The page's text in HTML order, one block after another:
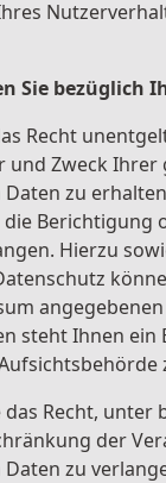
Sie bezüglich
Recht
und Zweck Ihrer
zu
Berichtigung
Hierzu
steht Ihnen ein
Recht, unter
der
zu